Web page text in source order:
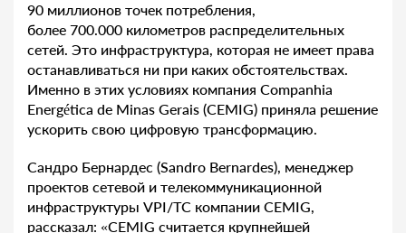
90 миллионов точек потребления,
более 700.000 километров распределительных
сетей. Это инфраструктура, которая не имеет права
останавливаться ни при каких обстоятельствах.
Именно в этих условиях компания Companhia
Energética de Minas Gerais (CEMIG) приняла решение
ускорить свою цифровую трансформацию.
Сандро Бернардес (Sandro Bernardes), менеджер
проектов сетевой и телекоммуникационной
инфраструктуры VPI/TC компании CEMIG,
рассказал: «CEMIG считается крупнейшей